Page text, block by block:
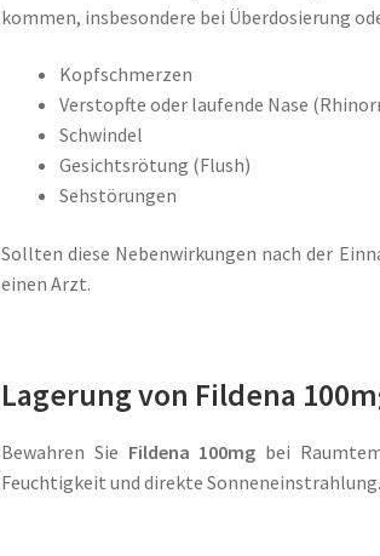
kommen, insbesondere bei Überdosierung
Kopfschmerzen
Verstopfte oder laufende Nase
Schwindel
Gesichtsrötung (Flush)
Sehstörungen
Sollten diese Nebenwirkungen nach der
einen Arzt.
Lagerung von Fildena
Bewahren Sie Fildena 100mg bei
Feuchtigkeit und direkte